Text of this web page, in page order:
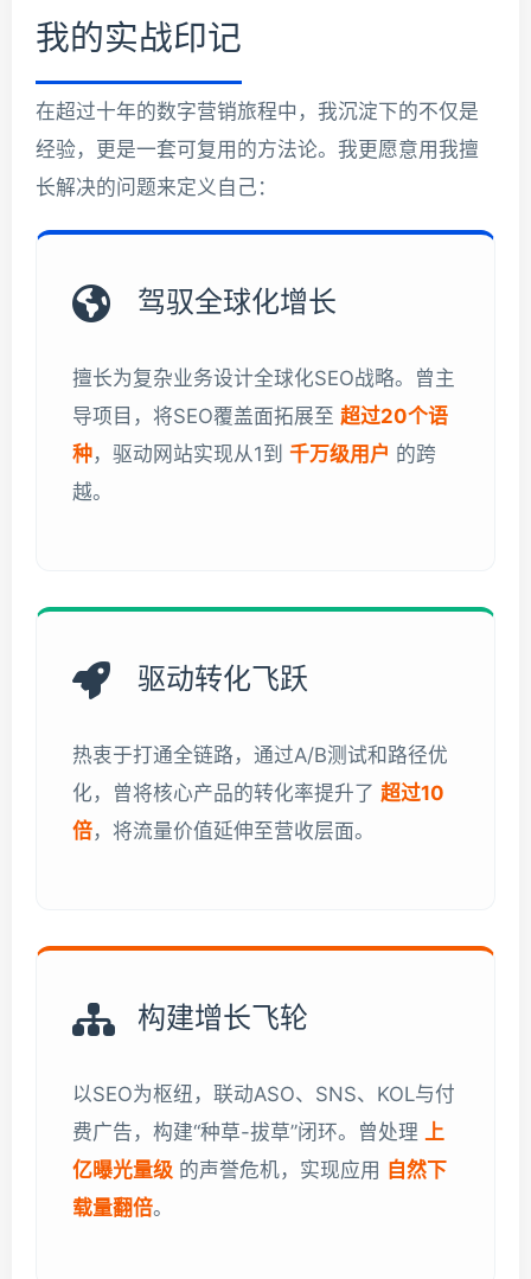
我的实战印记
在超过十年的数字营销旅程中，我沉淀下的不仅是
经验，更是一套可复用的方法论。我更愿意用我擅
长解决的问题来定义自己：
驾驭全球化增长
擅长为复杂业务设计全球化SEO战略。曾主
导项目，将SEO覆盖面拓展至 超过20个语
种，驱动网站实现从1到 千万级用户 的跨
越。
驱动转化飞跃
热衷于打通全链路，通过A/B测试和路径优
化，曾将核心产品的转化率提升了 超过10
倍，将流量价值延伸至营收层面。
构建增长飞轮
以SEO为枢纽，联动ASO、SNS、KOL与付
费广告，构建“种草-拔草”闭环。曾处理 上
亿曝光量级 的声誉危机，实现应用 自然下
载量翻倍。